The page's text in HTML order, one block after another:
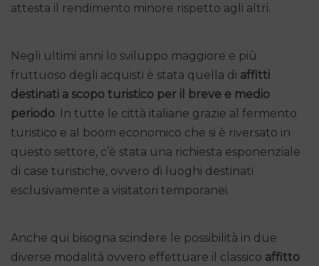
attesta il rendimento minore rispetto agli altri.
Negli ultimi anni lo sviluppo maggiore e più
fruttuoso degli acquisti è stata quella di affitti
destinati a scopo turistico per il breve e medio
periodo. In tutte le città italiane grazie al fermento
turistico e al boom economico che si è riversato in
questo settore, c’è stata una richiesta esponenziale
di case turistiche, ovvero di luoghi destinati
esclusivamente a visitatori temporanei.
Anche qui bisogna scindere le possibilità in due
diverse modalità ovvero effettuare il classico affitto